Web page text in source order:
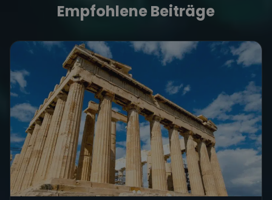
Empfohlene Beiträge